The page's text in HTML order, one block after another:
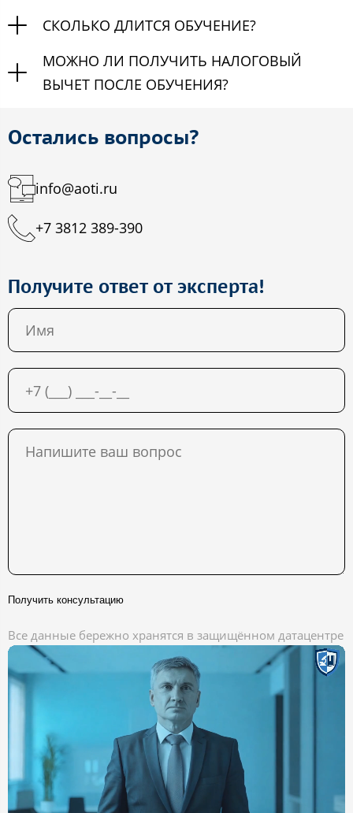
СКОЛЬКО ДЛИТСЯ ОБУЧЕНИЕ?
МОЖНО ЛИ ПОЛУЧИТЬ НАЛОГОВЫЙ
ВЫЧЕТ ПОСЛЕ ОБУЧЕНИЯ?
Остались вопросы?
info@aoti.ru
+7 3812 389-390
Получите ответ от эксперта!
Получить консультацию
Все данные бережно хранятся в защищённом датацентре